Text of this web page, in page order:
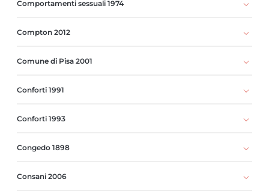
Comportamenti sessuali 1974
Compton 2012
Comune di Pisa 2001
Conforti 1991
Conforti 1993
Congedo 1898
Consani 2006